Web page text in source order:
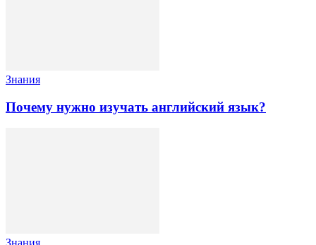
Знания
Почему нужно изучать английский язык?